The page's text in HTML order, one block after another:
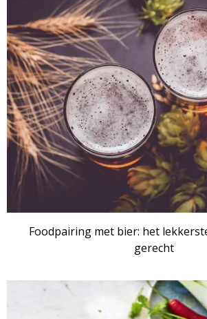
Foodpairing met bier: het
gerecht